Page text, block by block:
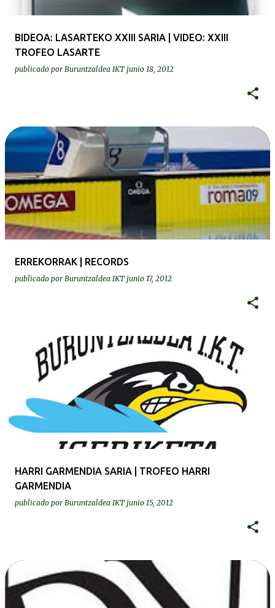
BIDEOA: LASARTEKO XXIII SARIA | VIDEO: XXIII
TROFEO LASARTE
publicado por Buruntzaldea IKT junio 18, 2012
ERREKORRAK | RECORDS
publicado por Buruntzaldea IKT junio 17, 2012
HARRI GARMENDIA SARIA | TROFEO HARRI
GARMENDIA
publicado por Buruntzaldea IKT junio 15, 2012